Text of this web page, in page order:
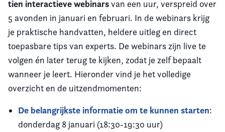
tien interactieve webinarsvan een uur, verspreid over
5 avonden in januari en februari. In de webinars krijg
je praktische handvatten, heldere uitleg en direct
toepasbare tips van experts. De webinars zijn live te
volgen én later terug te kijken, zodat je zelf bepaalt
wanneer je leert. Hieronder vind je het volledige
overzicht en de uitzendmomenten:
De belangrijkste informatie om te kunnen starten:
donderdag 8 januari (18:30-19:30 uur)